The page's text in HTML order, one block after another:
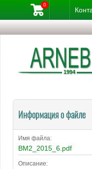
0
Информация о файле
Имя файла:
BM2_2015_6.pdf
Описание: